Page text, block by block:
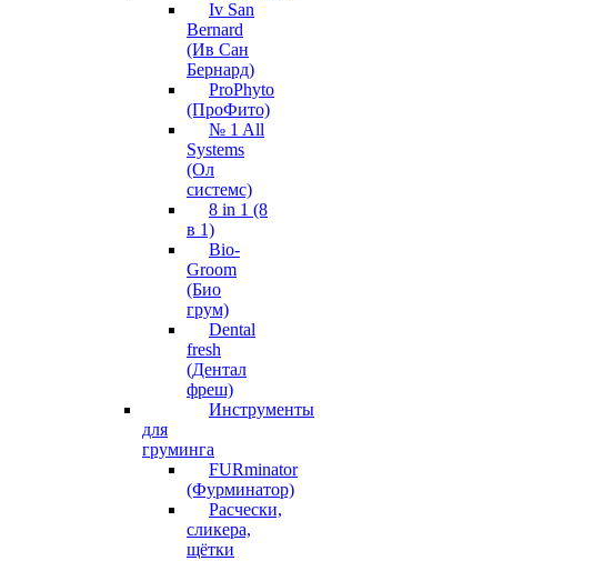
Iv San
Bernard
(Ив Сан
Бернард)
ProPhyto
(ПроФито)
№ 1 All
Systems
(Ол
системс)
8 in 1 (8
в 1)
Bio-
Groom
(Био
грум)
Dental
fresh
(Дентал
фреш)
Инструменты
для
груминга
FURminator
(Фурминатор)
Расчески,
сликера,
щётки